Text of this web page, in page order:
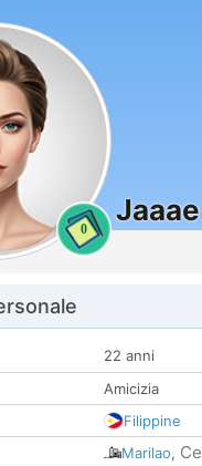
0
Jaaae
22 anni
Amicizia
Filippine
Marilao,